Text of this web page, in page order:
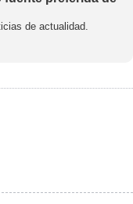
de actualidad.